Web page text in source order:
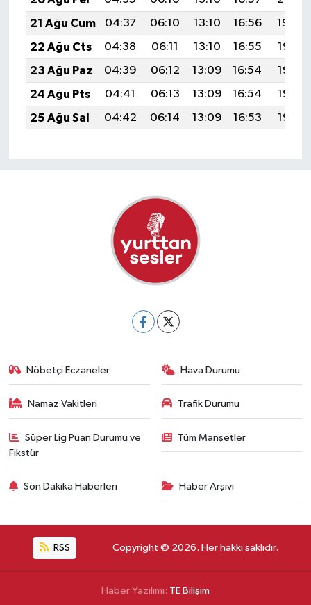
21 Ağu Cum
04:37 06:10 13:10 16:56
19:59
22 Ağu Cts
04:38 06:11 13:10 16:55
19:58
23 Ağu Paz
04:39 06:12 13:09 16:54
19:56
24 Ağu Pts
04:41 06:13 13:09 16:54
19:55
25 Ağu Sal
04:42 06:14 13:09 16:53 19:53
Nöbetçi Eczaneler Hava Durumu
Namaz Vakitleri Trafik Durumu
Süper Lig Puan Durumu ve
Fikstür
Tüm Manşetler
Son Dakika Haberleri Haber Arşivi
RSS Copyright © 2026. Her hakkı saklıdır.
Haber Yazılımı: TE Bilişim